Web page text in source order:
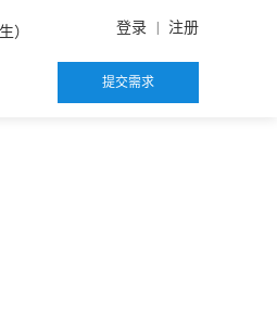
登录 注册
）
提交需求